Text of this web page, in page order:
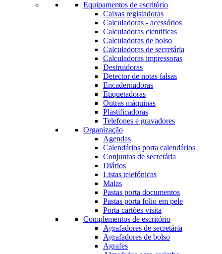
Equipamentos de escritório
Caixas registadoras
Calculadoras - acessórios
Calculadoras cientificas
Calculadoras de bolso
Calculadoras de secretária
Calculadoras impressoras
Destruidoras
Detector de notas falsas
Encadernadoras
Etiquetadoras
Outras máquinas
Plastificadoras
Telefones e gravadores
Organização
Agendas
Calendários porta calendários
Conjuntos de secretária
Diários
Listas telefónicas
Malas
Pastas porta documentos
Pastas porta folio em pele
Porta cartões visita
Complementos de escritório
Agrafadores de secretária
Agrafadores de bolso
Agrafes